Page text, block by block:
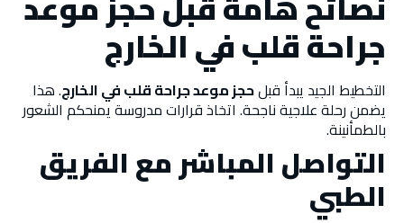
جراحة قلب في الخارج
التخطيط الجيد يبدأ قبلحجز موعد جراحة قلب في الخارج. هذا
يضمن رحلة علاجية ناجحة. اتخاذ قرارات مدروسة يمنحكم الشعور
بالطمأنينة.
التواصل المباشر مع الفريق
الطبي